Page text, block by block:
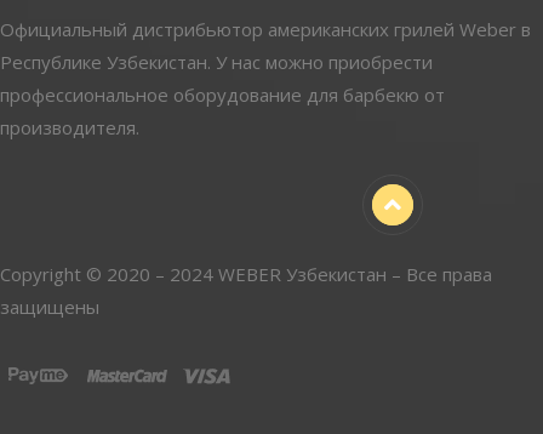
Официальный дистрибьютор американских грилей Weber в
Республике Узбекистан. У нас можно приобрести
профессиональное оборудование для барбекю от
производителя.
Copyright © 2020 – 2024 WEBER Узбекистан – Все права
защищены